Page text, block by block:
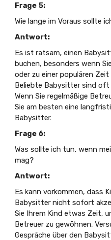
Frage 5:
Wie lange im Voraus sollte
Antwort:
Es ist ratsam, einen
buchen, besonders wenn
oder zu einer populären
Beliebte Babysitter sind
Wenn Sie regelmäßige
Sie am besten eine
Babysitter.
Frage 6:
Was sollte ich tun, wenn
mag?
Antwort:
Es kann vorkommen, dass
Babysitter nicht sofort
Sie Ihrem Kind etwas Zeit,
Betreuer zu gewöhnen.
Gespräche über den